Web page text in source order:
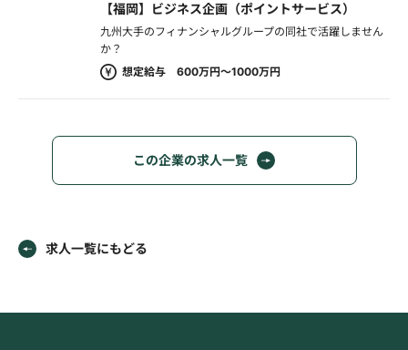
【福岡】ビジネス企画（ポイントサービス）
九州大手のフィナンシャルグループの同社で活躍しません
か？
想定給与 600万円～1000万円
この企業の求人一覧
求人一覧にもどる